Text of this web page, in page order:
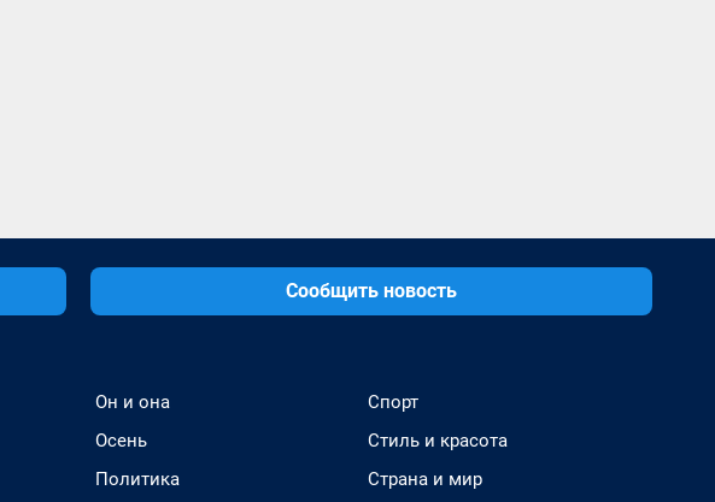
Сообщить новость
Он и она
Осень
Политика
Спорт
Стиль и красота
Страна и мир